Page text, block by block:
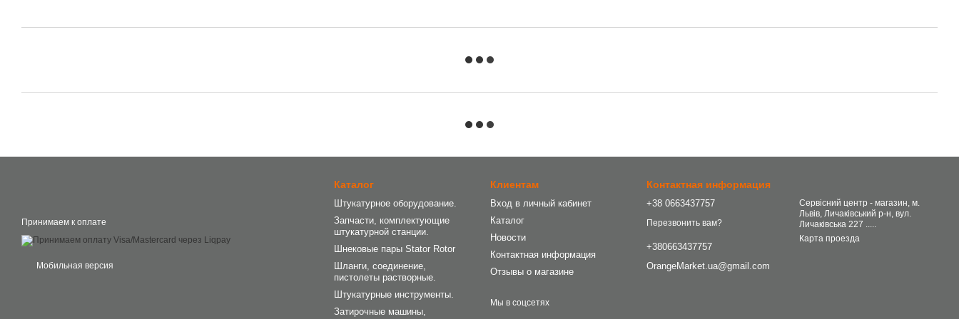
Принимаем к оплате
Мобильная версия
Каталог
Штукатурное оборудование.
Запчасти, комплектующие
штукатурной станции.
Шнековые пары Stator Rotor
Шланги, соединение,
пистолеты растворные.
Штукатурные инструменты.
Затирочные машины,
Клиентам
Вход в личный кабинет
Каталог
Новости
Контактная информация
Отзывы о магазине
Мы в соцсетях
Контактная информация
+38 0663437757
Перезвонить вам?
+380663437757
OrangeMarket.ua@gmail.com
Сервісний центр - магазин, м.
Львів, Личаківський р-н, вул.
Личаківська 227 .....
Карта проезда